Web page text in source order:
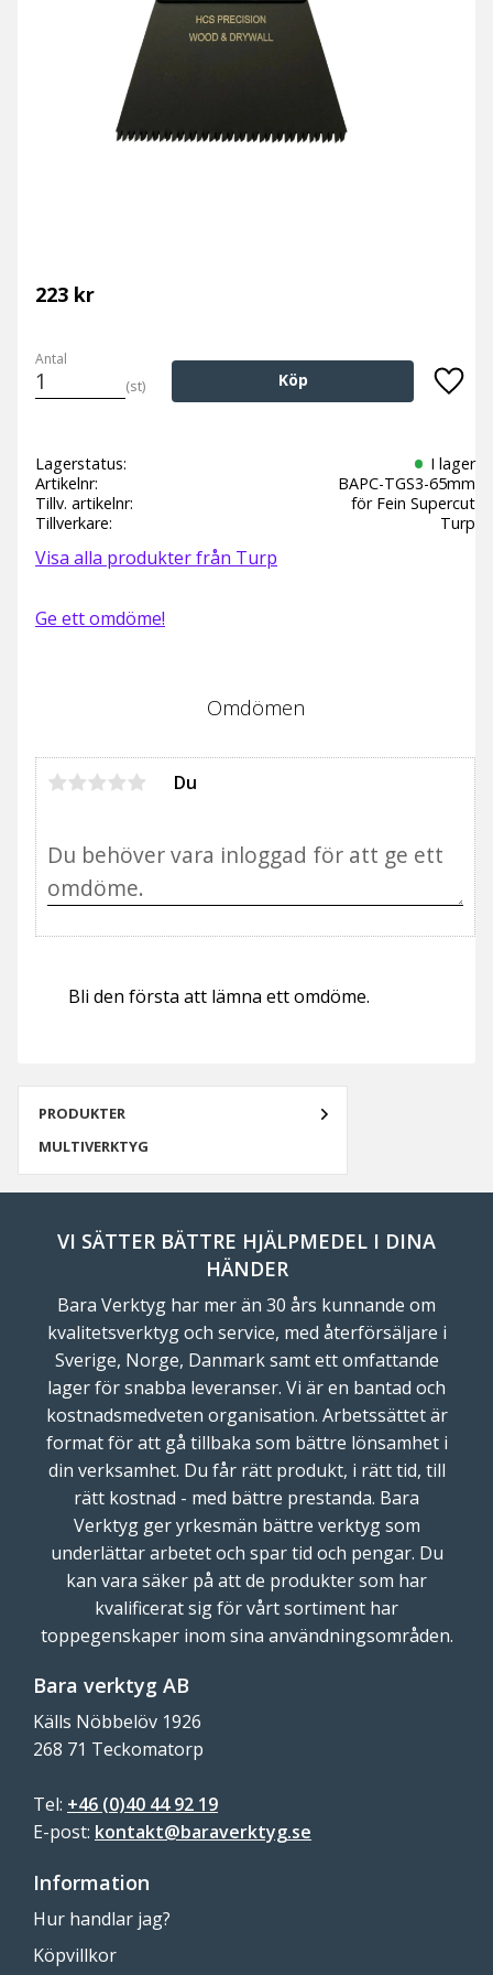
223 kr
Antal
st Köp
Lagerstatus
I lager
Artikelnr
BAPC-TGS3-65mm
Tillv. artikelnr
för Fein Supercut
Tillverkare
Turp
Visa alla produkter från Turp
Ge ett omdöme!
Omdömen
Du
Bli den första att lämna ett omdöme.
PRODUKTER
MULTIVERKTYG
VI SÄTTER BÄTTRE HJÄLPMEDEL I DINA
HÄNDER
Bara Verktyg har mer än 30 års kunnande om
kvalitetsverktyg och service, med återförsäljare i
Sverige, Norge, Danmark samt ett omfattande
lager för snabba leveranser. Vi är en bantad och
kostnadsmedveten organisation. Arbetssättet är
format för att gå tillbaka som bättre lönsamhet i
din verksamhet. Du får rätt produkt, i rätt tid, till
rätt kostnad - med bättre prestanda. Bara
Verktyg ger yrkesmän bättre verktyg som
underlättar arbetet och spar tid och pengar. Du
kan vara säker på att de produkter som har
kvalificerat sig för vårt sortiment har
toppegenskaper inom sina användningsområden.
Bara verktyg AB
Källs Nöbbelöv 1926
268 71 Teckomatorp
Tel: +46 (0)40 44 92 19
E-post: kontakt@baraverktyg.se
Information
Hur handlar jag?
Köpvillkor